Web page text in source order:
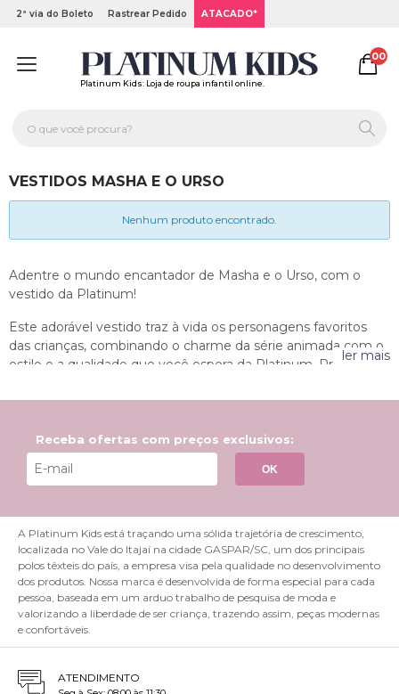
2ª via do Boleto Rastrear Pedido ATACADO*
Platinum Kids: Loja de roupa infantil online.
00
VESTIDOS MASHA E O URSO
Nenhum produto encontrado.
Adentre o mundo encantador de Masha e o Urso, com o
vestido da Platinum!
Este adorável vestido traz à vida os personagens favoritos
das crianças, combinando o charme da série animada com o
estilo e a qualidade que você espera da Platinum. Prepare-se
detalhes encantadores e tecidos confortáveis que farão o
conferir asroupas infantis femininas, elas são um sucesso!
Por que comprar uma roupa de personagem?
que apenas se vestir, é uma maneira de expressar paixões,
estimular a criatividade e proporcionar momentos mágicos
de brincadeira. Explore nossa coleção e descubra como uma
simples peça de roupa pode transformar o cotidiano em uma
aventura emocionante e cheia de sorrisos!
Expressão de Identidade
As roupas de personagens permitem que as crianças
expressem sua identidade e interesses, mostrando ao
mundo quais são seus personagens favoritos.
ler mais
Receba ofertas com preços exclusivos:
OK
A Platinum Kids está traçando uma sólida trajetória de crescimento,
localizada no Vale do Itajaí na cidade GASPAR/SC, um dos principais
polos têxteis do país, a empresa visa pela qualidade no desenvolvimento
dos produtos. Nossa marca é desenvolvida de forma especial para cada
pessoa, baseada em um arduo trabalho de pesquisa de moda e
valorizando a liberdade de ser criança, trazendo assim, peças modernas
e confortáveis.
ATENDIMENTO